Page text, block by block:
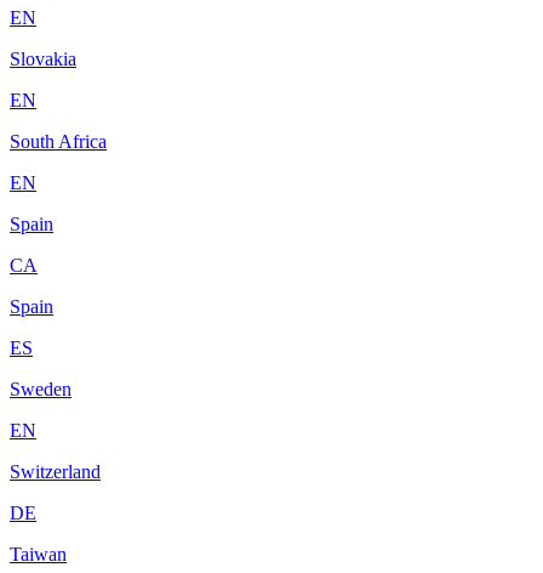
EN
Slovakia
EN
South Africa
EN
Spain
CA
Spain
ES
Sweden
EN
Switzerland
DE
Taiwan